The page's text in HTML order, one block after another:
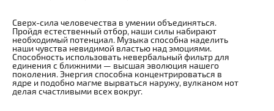
Сверх-сила человечества в умении объединяться.
Пройдя естественный отбор, наши силы набирают
необходимый потенциал. Музыка способна наделить
наши чувства невидимой властью над эмоциями.
Способность использовать невербальный фильтр для
единения с ближними — высшая эволюция нашего
поколения. Энергия способна концентрироваться в
ядре и подобно магме вырваться наружу, вулканом нот
делая счастливыми всех вокруг.